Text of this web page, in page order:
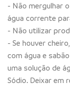
- Não mergulhar
água corrente
- Não utilizar
- Se houver
com água e
uma solução de
Sódio. Deixar em